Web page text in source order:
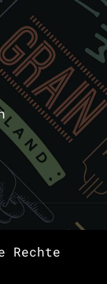
Rechte